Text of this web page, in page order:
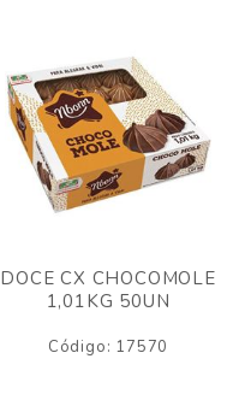
DOCE CX CHOCOMOLE
1,01KG 50UN
Código: 17570